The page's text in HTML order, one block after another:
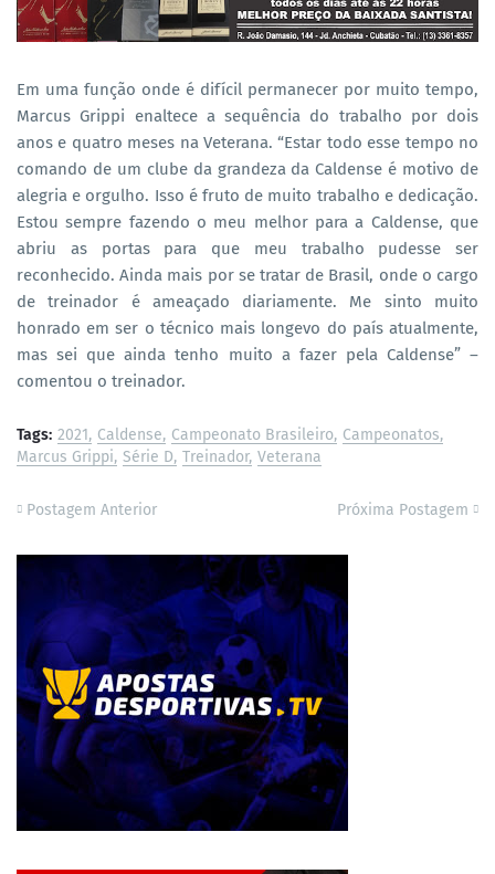
Em uma função onde é difícil permanecer por muito tempo,
Marcus Grippi enaltece a sequência do trabalho por dois
anos e quatro meses na Veterana. “Estar todo esse tempo no
comando de um clube da grandeza da Caldense é motivo de
alegria e orgulho. Isso é fruto de muito trabalho e dedicação.
Estou sempre fazendo o meu melhor para a Caldense, que
abriu as portas para que meu trabalho pudesse ser
reconhecido. Ainda mais por se tratar de Brasil, onde o cargo
de treinador é ameaçado diariamente. Me sinto muito
honrado em ser o técnico mais longevo do país atualmente,
mas sei que ainda tenho muito a fazer pela Caldense” –
comentou o treinador.
Tags: 2021 Caldense Campeonato Brasileiro Campeonatos
Marcus Grippi Série D Treinador Veterana
Postagem Anterior Próxima Postagem